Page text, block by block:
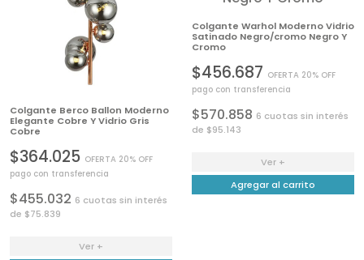
Colgante Berco Ballon Moderno
Elegante Cobre Y Vidrio Gris
Cobre
$364.025 OFERTA 20% OFF
pago con transferencia
$455.032 6 cuotas sin interés
de $75.839
Ver +
Colgante Warhol Moderno Vidrio
Satinado Negro/cromo Negro Y
Cromo
$456.687 OFERTA 20% OFF
pago con transferencia
$570.858 6 cuotas sin interés
de $95.143
Ver +
Agregar al carrito